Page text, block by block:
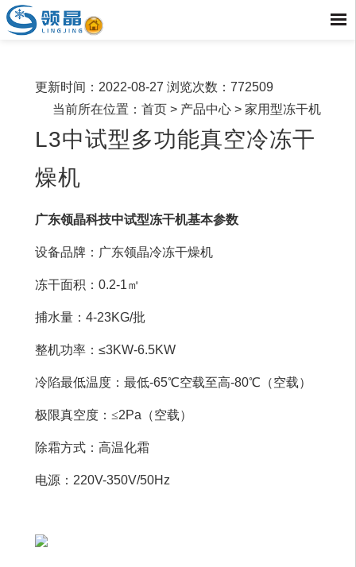
更新时间：2022-08-27 浏览次数：772509
当前所在位置： 首页 > 产品中心 > 家用型冻干机
L3中试型多功能真空冷冻干
燥机
广东领晶科技中试型冻干机基本参数
设备品牌：广东领晶冷冻干燥机
冻干面积：0.2-1㎡
捕水量：4-23KG/批
整机功率：≤3KW-6.5KW
冷陷最低温度：最低-65℃空载至高-80℃（空载）
极限真空度： ≤2Pa（空载）
除霜方式：高温化霜
电源：220V-350V/50Hz